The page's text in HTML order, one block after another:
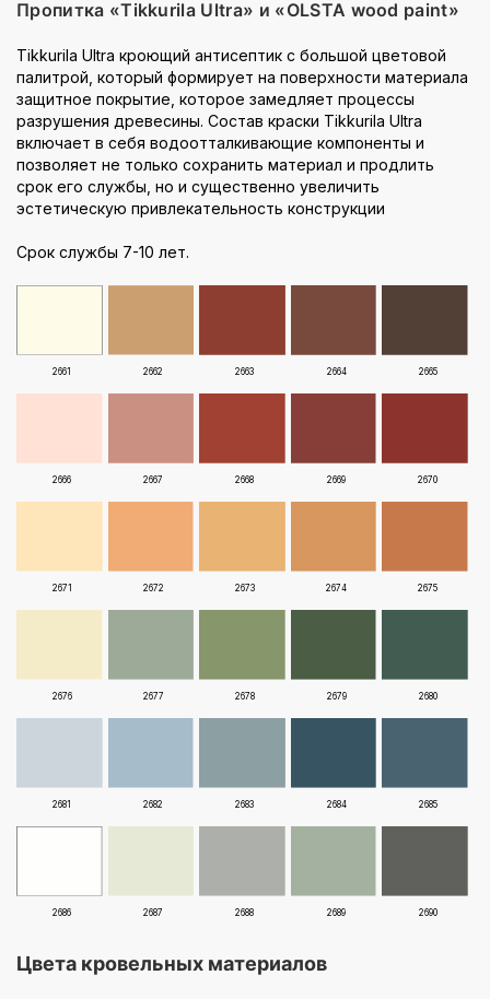
Пропитка «Tikkurila Ultra» и «OLSTA wood paint»
Tikkurila Ultra кроющий антисептик с большой цветовой
палитрой, который формирует на поверхности материала
защитное покрытие, которое замедляет процессы
разрушения древесины. Состав краски Tikkurila Ultra
включает в себя водоотталкивающие компоненты и
позволяет не только сохранить материал и продлить
срок его службы, но и существенно увеличить
эстетическую привлекательность конструкции
Срок службы 7-10 лет.
2661 2662 2663 2664 2665
2666 2667 2668 2669 2670
2671 2672 2673 2674 2675
2676 2677 2678 2679 2680
2681 2682 2683 2684 2685
2686 2687 2688 2689 2690
Цвета кровельных материалов